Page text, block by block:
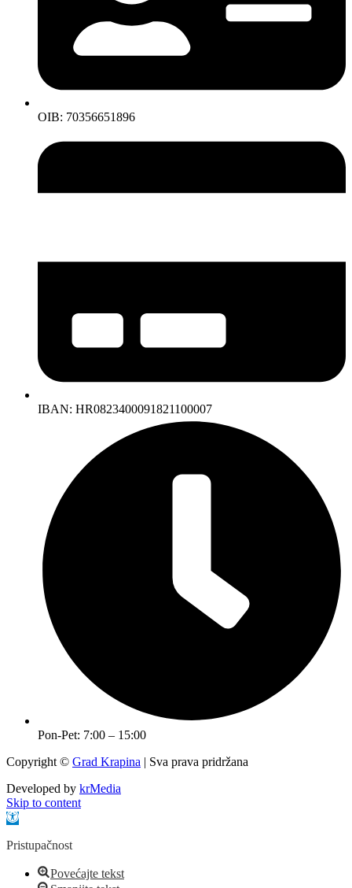
OIB: 70356651896
IBAN: HR0823400091821100007
Pon-Pet: 7:00 – 15:00
Copyright © Grad Krapina | Sva prava pridržana
Developed by krMedia
Skip to content
Open toolbar
Pristupačnost
Povećajte tekst